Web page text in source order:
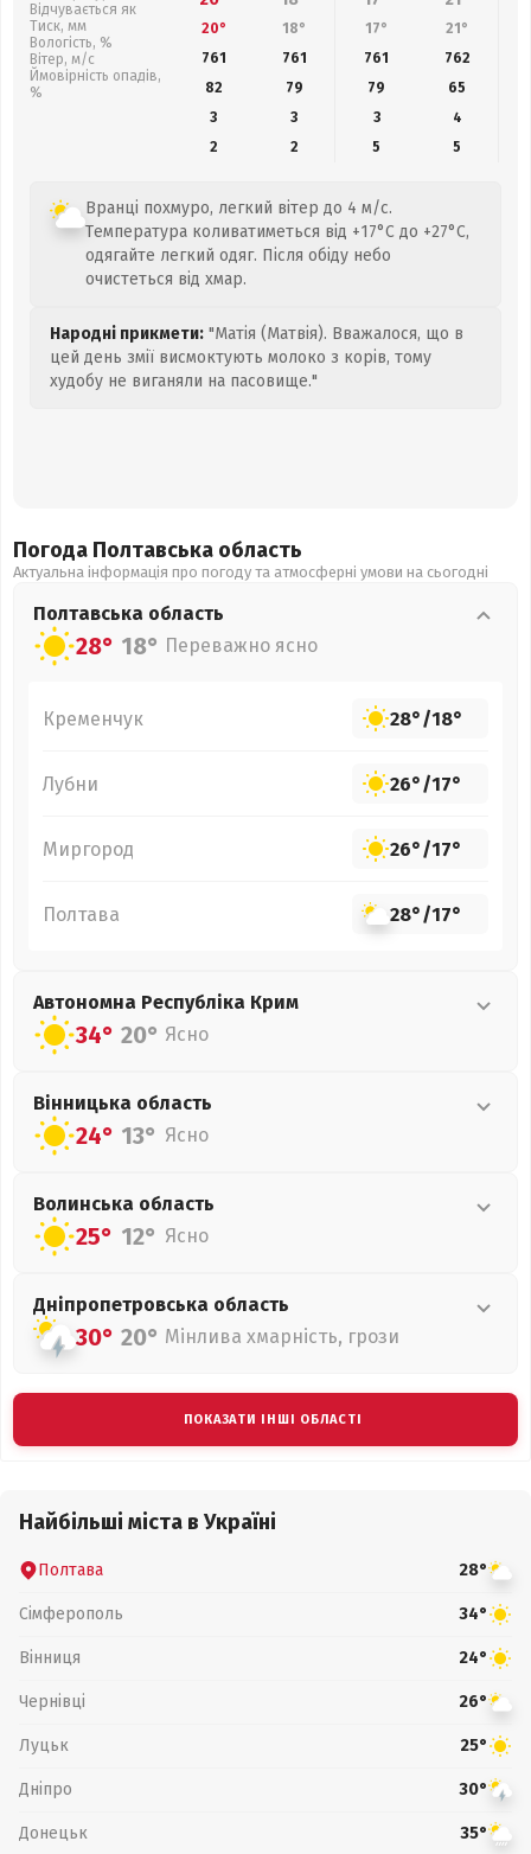
Відчувається як
Тиск, мм
Вологість, %
Вітер, м/с
Ймовірність опадів,
%
20° 18° 17° 21°
761
761 761 762
82
79 79 65
3
3 3
4
2
2 5 5
Вранці похмуро, легкий вітер до 4 м/с.
Температура коливатиметься від +17°C до +27°C,
одягайте легкий одяг. Після обіду небо
очистеться від хмар.
Народні прикмети: "Матія (Матвія). Вважалося, що в
цей день змії висмоктують молоко з корів, тому
худобу не виганяли на пасовище."
Погода Полтавська область
Актуальна інформація про погоду та атмосферні умови на сьогодні
Полтавська область
28° 18° Переважно ясно
Кременчук 28°/18°
Лубни 26°/17°
Миргород 26°/17°
Полтава 28°/17°
Автономна Республіка Крим
34° 20° Ясно
Вінницька область
24° 13° Ясно
Волинська область
25° 12° Ясно
Дніпропетровська область
30° 20° Мінлива хмарність, грози
ПОКАЗАТИ ІНШІ ОБЛАСТІ
Найбільші міста в Україні
Полтава 28°
Сімферополь 34°
Вінниця 24°
Чернівці 26°
Луцьк 25°
Дніпро 30°
Донецьк 35°